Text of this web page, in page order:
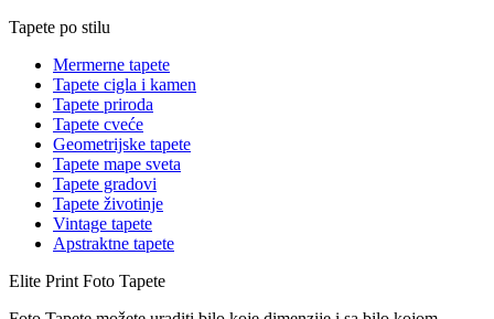
Tapete po stilu
Mermerne tapete
Tapete cigla i kamen
Tapete priroda
Tapete cveće
Geometrijske tapete
Tapete mape sveta
Tapete gradovi
Tapete životinje
Vintage tapete
Apstraktne tapete
Elite Print Foto Tapete